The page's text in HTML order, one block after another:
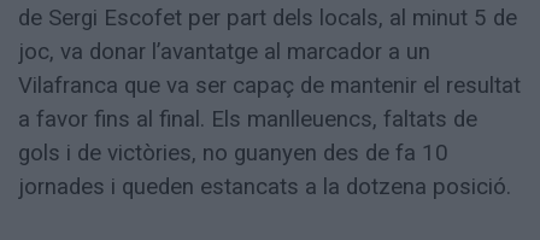
de Sergi Escofet per part dels locals, al minut 5 de
joc, va donar l’avantatge al marcador a un
Vilafranca que va ser capaç de mantenir el resultat
a favor fins al final. Els manlleuencs, faltats de
gols i de victòries, no guanyen des de fa 10
jornades i queden estancats a la dotzena posició.